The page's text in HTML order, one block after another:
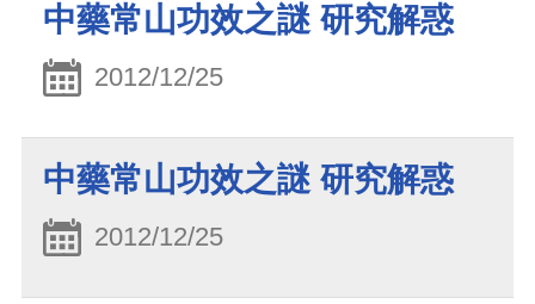
中藥常山功效之謎 研究解惑
2012/12/25
中藥常山功效之謎 研究解惑
2012/12/25